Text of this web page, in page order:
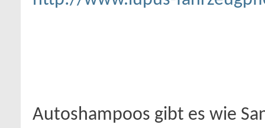
Autoshampoos gibt es wie